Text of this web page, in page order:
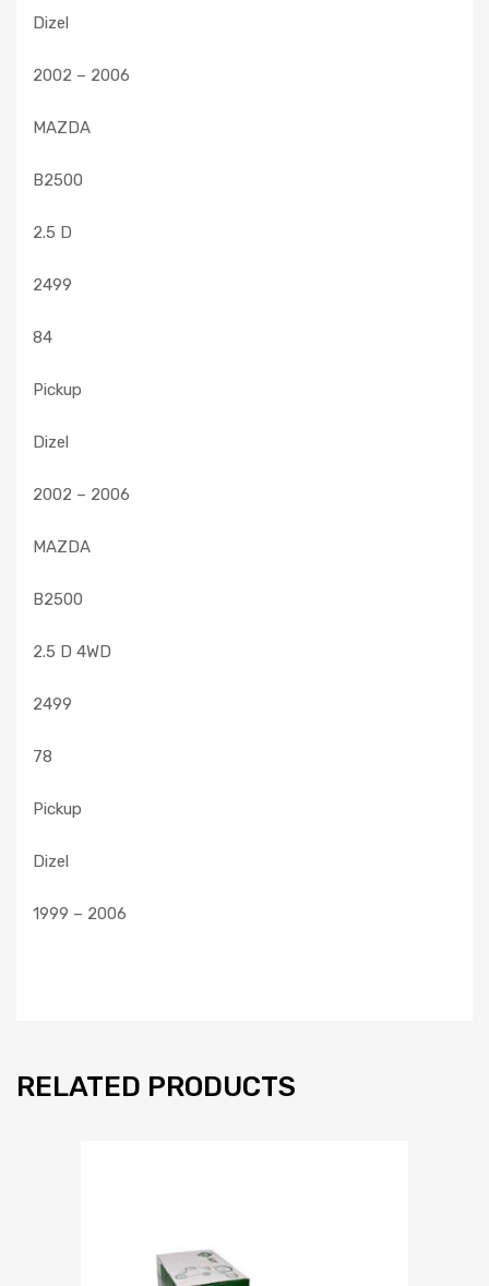
Dizel
2002 – 2006
MAZDA
B2500
2.5 D
2499
84
Pickup
Dizel
2002 – 2006
MAZDA
B2500
2.5 D 4WD
2499
78
Pickup
Dizel
1999 – 2006
RELATED PRODUCTS